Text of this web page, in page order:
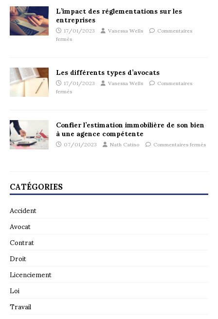
L’impact des réglementations sur les
entreprises
17/01/2023 Vanessa Wells Commentaires
fermés
Les différents types d’avocats
17/01/2023 Vanessa Wells Commentaires
fermés
Confier l’estimation immobilière de son bien
à une agence compétente
07/01/2023 Nath Catino Commentaires fermés
CATÉGORIES
Accident
Avocat
Contrat
Droit
Licenciement
Loi
Travail